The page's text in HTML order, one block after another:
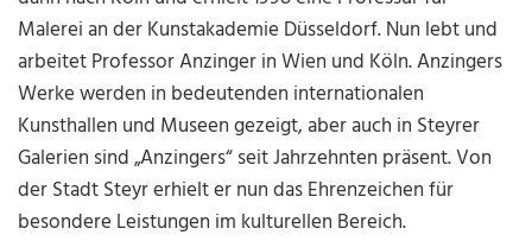
Malerei an der Kunstakademie Düsseldorf. Nun lebt und
arbeitet Professor Anzinger in Wien und Köln. Anzingers
Werke werden in bedeutenden internationalen
Kunsthallen und Museen gezeigt, aber auch in Steyrer
Galerien sind „Anzingers“ seit Jahrzehnten präsent. Von
der Stadt Steyr erhielt er nun das Ehrenzeichen für
besondere Leistungen im kulturellen Bereich.